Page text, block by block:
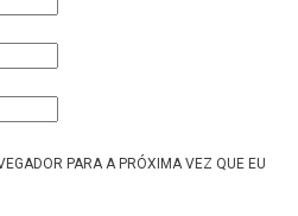
PARA A PRÓXIMA VEZ QUE EU